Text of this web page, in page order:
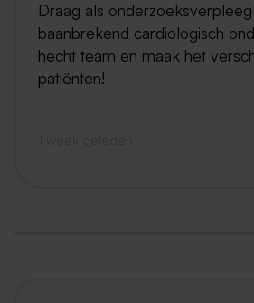
Draag als
baanbrekend cardiologisch
hecht team en maak het
patiënten!